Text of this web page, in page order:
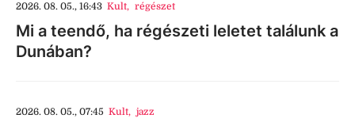
2026. 08. 05., 16:43 Kult, régészet
Mi a teendő, ha régészeti leletet találunk a
Dunában?
2026. 08. 05., 07:45 Kult, jazz